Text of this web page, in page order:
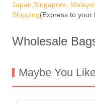
Japan,Singapore,
Shipping(Express to your
Wholesale
Maybe You